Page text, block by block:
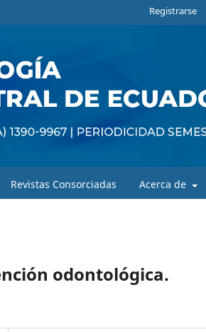
Revistas Consorciadas Acerca de
Registrarse
odontológica.